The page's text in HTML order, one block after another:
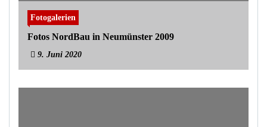
Fotogalerien
Fotos NordBau in Neumünster 2009
9. Juni 2020